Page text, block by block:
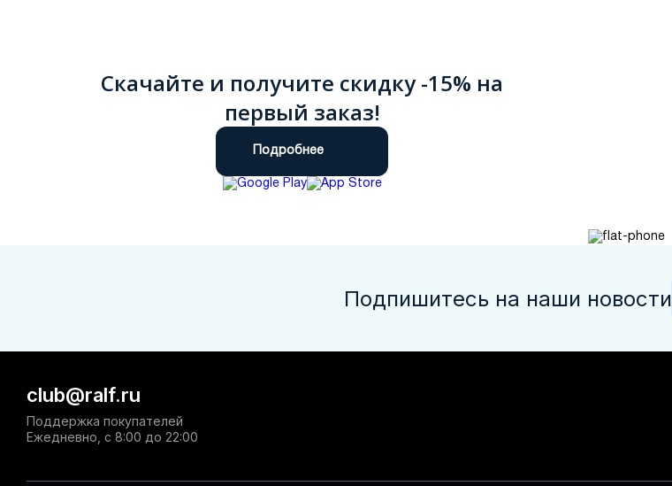
Скачайте и получите скидку -15% на
первый заказ!
Подробнее
Подпишитесь на наши новости
club@ralf.ru
Поддержка покупателей
Ежедневно, с 8:00 до 22:00